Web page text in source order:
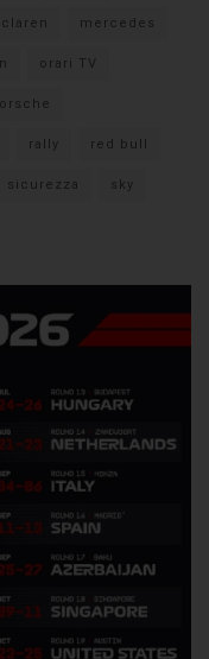
mercedes
orari TV
rally red bull
sicurezza sky